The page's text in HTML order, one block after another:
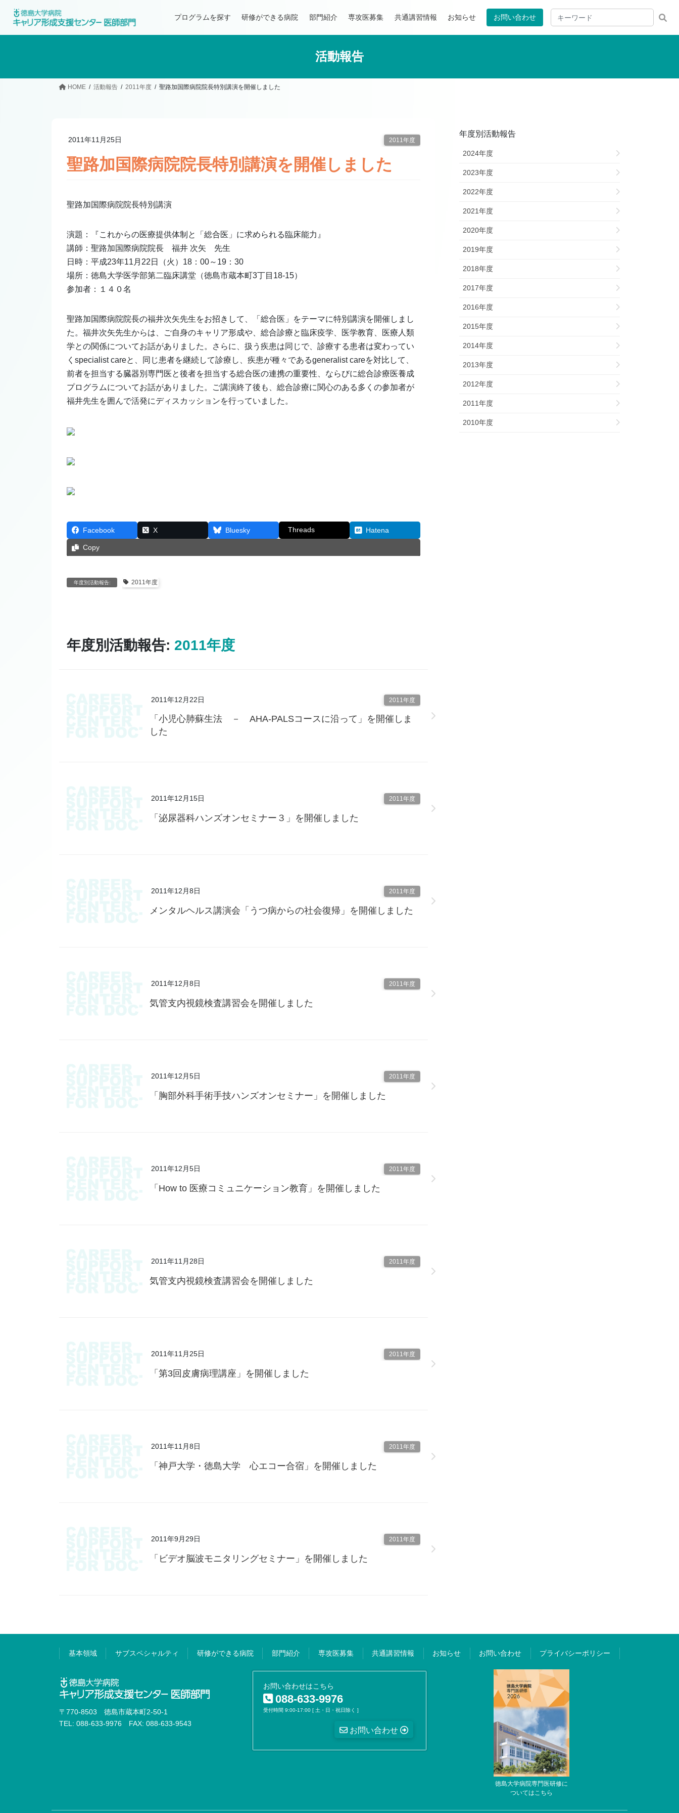
プログラムを探す 研修ができる病院 部門紹介 専攻医募集 共通講習情報 お知らせ お問い合わせ
活動報告
HOME 活動報告 2011年度 聖路加国際病院院長特別講演を開催しました
2011年11月25日 2011年度
聖路加国際病院院長特別講演を開催しました
聖路加国際病院院長特別講演
演題：『これからの医療提供体制と「総合医」に求められる臨床能力』
講師：聖路加国際病院院長 福井 次矢 先生
日時：平成23年11月22日（火）18：00～19：30
場所：徳島大学医学部第二臨床講堂（徳島市蔵本町3丁目18-15）
参加者：１４０名
聖路加国際病院院長の福井次矢先生をお招きして、「総合医」をテーマに特別講演を開催しまし
た。福井次矢先生からは、ご自身のキャリア形成や、総合診療と臨床疫学、医学教育、医療人類
学との関係についてお話がありました。さらに、扱う疾患は同じで、診療する患者は変わってい
くspecialist careと、同じ患者を継続して診療し、疾患が種々であるgeneralist careを対比して、
前者を担当する臓器別専門医と後者を担当する総合医の連携の重要性、ならびに総合診療医養成
プログラムについてお話がありました。ご講演終了後も、総合診療に関心のある多くの参加者が
福井先生を囲んで活発にディスカッションを行っていました。
Facebook X Bluesky Threads Hatena
Copy
年度別活動報告: 2011年度
年度別活動報告: 2011年度
2011年12月22日 2011年度
「小児心肺蘇生法 － AHA-PALSコースに沿って」を開催しま
した
2011年12月15日 2011年度
「泌尿器科ハンズオンセミナー３」を開催しました
2011年12月8日 2011年度
メンタルヘルス講演会「うつ病からの社会復帰」を開催しました
2011年12月8日 2011年度
気管支内視鏡検査講習会を開催しました
2011年12月5日 2011年度
「胸部外科手術手技ハンズオンセミナー」を開催しました
2011年12月5日 2011年度
「How to 医療コミュニケーション教育」を開催しました
2011年11月28日 2011年度
気管支内視鏡検査講習会を開催しました
2011年11月25日 2011年度
「第3回皮膚病理講座」を開催しました
2011年11月8日 2011年度
「神戸大学・徳島大学 心エコー合宿」を開催しました
2011年9月29日 2011年度
「ビデオ脳波モニタリングセミナー」を開催しました
年度別活動報告
2024年度
2023年度
2022年度
2021年度
2020年度
2019年度
2018年度
2017年度
2016年度
2015年度
2014年度
2013年度
2012年度
2011年度
2010年度
基本領域 サブスペシャルティ 研修ができる病院 部門紹介 専攻医募集 共通講習情報 お知らせ お問い合わせ プライバシーポリシー
〒770-8503 徳島市蔵本町2-50-1
TEL: 088-633-9976 FAX: 088-633-9543
お問い合わせはこちら
088-633-9976
受付時間 9:00-17:00 [ 土・日・祝日除く ]
お問い合わせ